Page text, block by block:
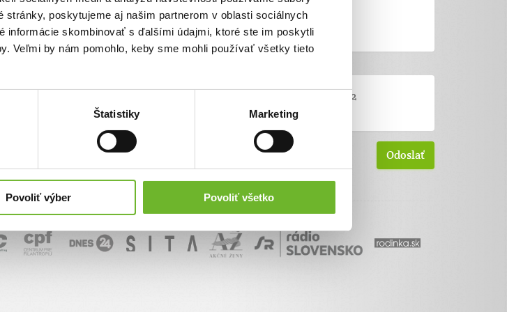
poskytujeme aj našim partnerom v oblasti sociálnych
informácie skombinovať s ďalšími údajmi, ktoré ste im poskytli
Veľmi by nám pomohlo, keby sme mohli používať všetky tieto
Štatistiky Marketing
Povoliť výber Povoliť všetko